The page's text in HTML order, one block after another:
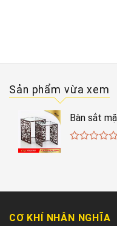
Sản phẩm vừa xem
Bàn sắt
CƠ KHÍ NHÂN NGHĨA